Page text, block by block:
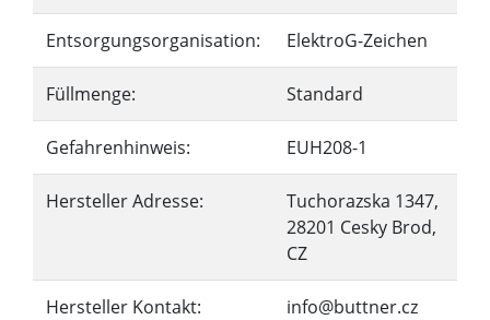
Entsorgungsorganisation: ElektroG-Zeichen
Füllmenge: Standard
Gefahrenhinweis: EUH208-1
Hersteller Adresse:
Tuchorazska 1347,
28201 Cesky Brod,
CZ
Hersteller Kontakt: info@buttner.cz